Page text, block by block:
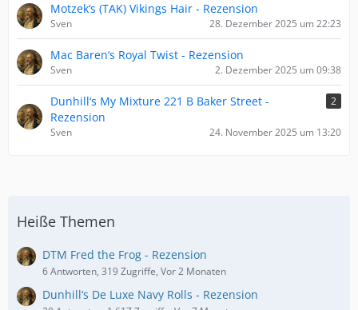
Motzek‘s (TAK) Vikings Hair - Rezension
Sven 28. Dezember 2025 um 22:23
Mac Baren‘s Royal Twist - Rezension
Sven 2. Dezember 2025 um 09:38
Dunhill‘s My Mixture 221 B Baker Street -
Rezension
2
Sven 24. November 2025 um 13:20
Heiße Themen
DTM Fred the Frog - Rezension
6 Antworten, 319 Zugriffe, Vor 2 Monaten
Dunhill‘s De Luxe Navy Rolls - Rezension